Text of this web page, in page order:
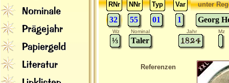
RNr
NNr Typ Var
32 55 01 1
unter
Georg
Wz Nominal Jahr Mz
⅓ Taler
Referenzen